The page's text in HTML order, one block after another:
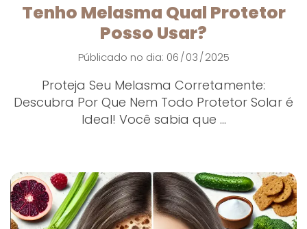
Tenho Melasma Qual Protetor
Posso Usar?
Públicado no dia: 06 / 03 / 2025
Proteja Seu Melasma Corretamente:
Descubra Por Que Nem Todo Protetor Solar é
Ideal! Você sabia que ...